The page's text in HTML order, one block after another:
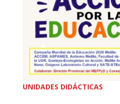
UNIDADES DIDÁCTICAS